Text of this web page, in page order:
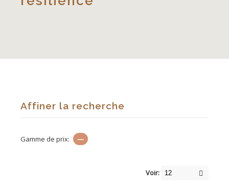
Affiner la recherche
Gamme de prix: —
Voir: